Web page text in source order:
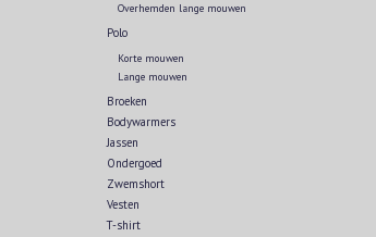
Overhemden lange mouwen
Polo
Korte mouwen
Lange mouwen
Broeken
Bodywarmers
Jassen
Ondergoed
Zwemshort
Vesten
T-shirt